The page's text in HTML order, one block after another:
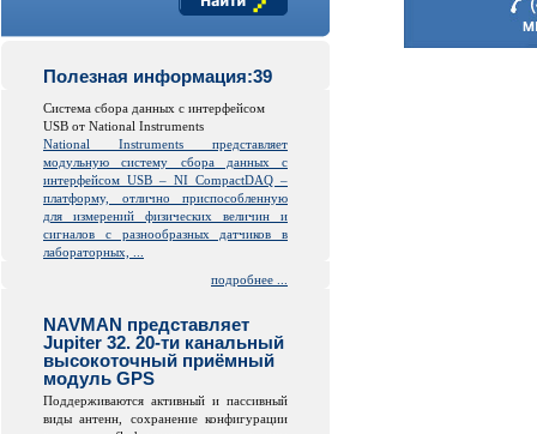
Полезная информация:39
Система сбора данных с интерфейсом
USB от National Instruments
National Instruments представляет
модульную систему сбора данных с
интерфейсом USB – NI CompactDAQ –
платформу, отлично приспособленную
для измерений физических величин и
сигналов с разнообразных датчиков в
лабораторных, ...
подробнее ...
NAVMAN представляет
Jupiter 32. 20-ти канальный
высокоточный приёмный
модуль GPS
Поддерживаются активный и пассивный
виды антенн, сохранение конфигурации